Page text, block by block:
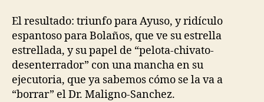
El resultado: triunfo para Ayuso, y ridículo
espantoso para Bolaños, que ve su estrella
estrellada, y su papel de “pelota-chivato-
desenterrador” con una mancha en su
ejecutoria, que ya sabemos cómo se la va a
“borrar” el Dr. Maligno-Sanchez.